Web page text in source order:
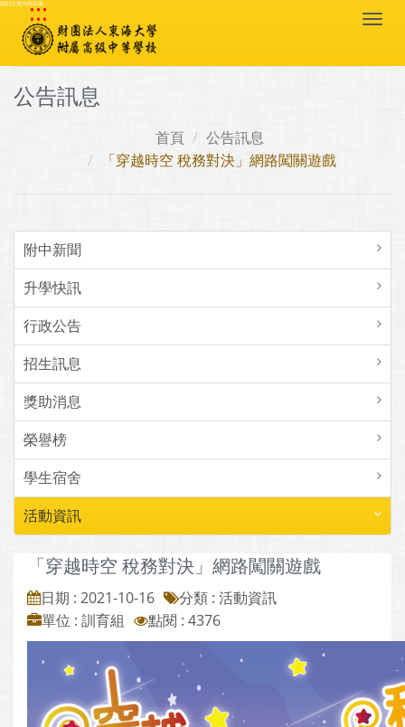
跳到主要內容區塊
:::
公告訊息
首頁
公告訊息
「穿越時空 稅務對決」網路闖關遊戲
附中新聞
升學快訊
行政公告
招生訊息
獎助消息
榮譽榜
學生宿舍
活動資訊
「穿越時空 稅務對決」網路闖關遊戲
日期 : 2021-10-16
分類 : 活動資訊
單位 : 訓育組
點閱 : 4376